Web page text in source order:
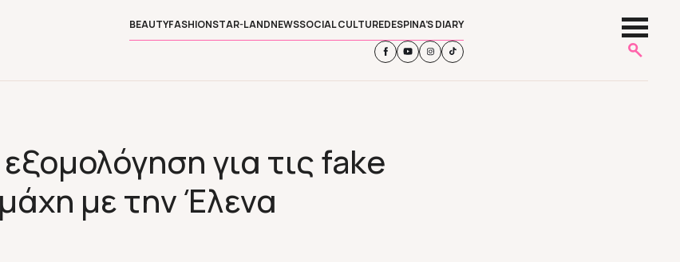
BEAUTYFASHIONSTAR-LANDNEWSSOCIAL CULTUREDESPINA’S DIARY
για τις fake
με την Έλενα